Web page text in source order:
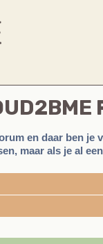
en daar ben je
maar als je al